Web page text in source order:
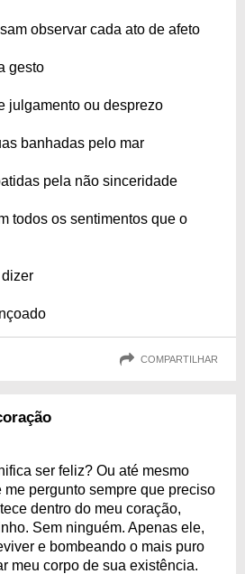
observar cada ato de afeto
gesto
julgamento ou desprezo
banhadas pelo mar
pela não sinceridade
todos os sentimentos que o
COMPARTILHAR
ser feliz? Ou até mesmo
me pergunto sempre que preciso
dentro do meu coração,
Sem ninguém. Apenas ele,
e bombeando o mais puro
meu corpo de sua existência.